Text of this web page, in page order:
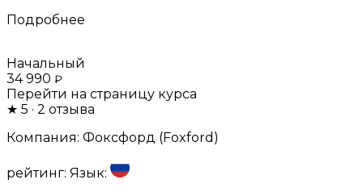
Подробнее
Начальный
34 990 ₽
Перейти на страницу курса
★ 5 · 2 отзыва
Компания: Фоксфорд (Foxford)
рейтинг: Язык: